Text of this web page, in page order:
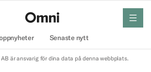
Senaste nytt
meny
är ansvarig för dina data på denna webbplats.